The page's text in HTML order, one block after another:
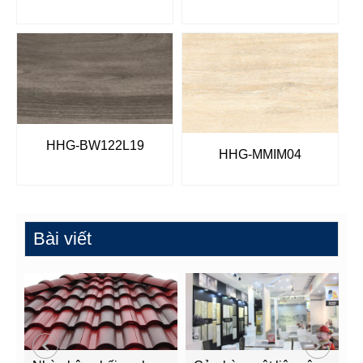
HHG-BW122L19
HHG-MMIM04
Bài viết